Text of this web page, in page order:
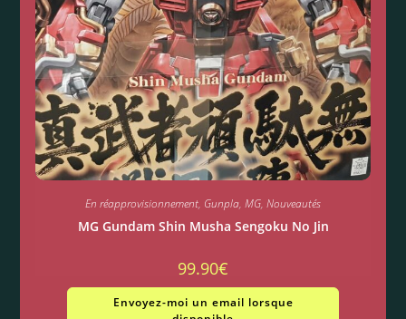
En réapprovisionnement, Gunpla, MG, Nouveautés
MG Gundam Shin Musha Sengoku No Jin
99.90€
Envoyez-moi un email lorsque